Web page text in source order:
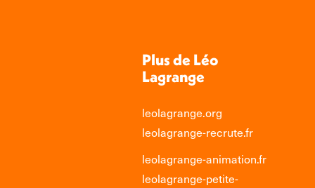
Plus de Léo
Lagrange
leolagrange.org
leolagrange-recrute.fr
leolagrange-animation.fr
leolagrange-petite-